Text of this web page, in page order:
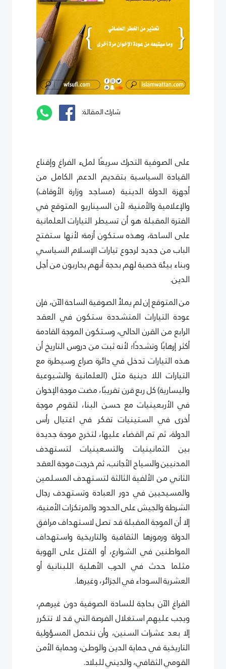
شارك المقالة:
على الصوفية التحرك سريعًا لملء الفراغ وإقناع
القيادة السياسية بتقديم الدعم الكامل من
أجهزة الدولة الدينية (مساجد وزارة الأوقاف)
والإعلامية والأمنية؛ لأن السيناريو المتوقع في
الفترة المقبلة هو أن تسيطر التيارات العلمانية
على الساحة، وهذه ستكون أزمة؛ لأنها ستفتح
الباب من جديد لرجوع تيارات الإسلام السياسي
وبناء بيئة خصبة لهم بحجة أنهم يحاربون من أجل
الدين.
من المتوقع إن لم يملأ الصوفية الساحة الآن، فإن
عودة التيارات المتشددة ستكون في العقد
الرابع من القرن الحالي، وستكون الموجة القادمة
أكثر إرهابًا وتشددًا؛ لأنه ثبت من دروس التاريخ أن
هذه التيارات تدخل في دائرة صراع وسيطرة مع
التيارات اللا دينية مثل (العلمانية والشيوعية
واليسارية) كل ربع قرن تقريبًا، مضت موجة الإخوان
في الأربعينيات مع حسن البنا، لتقوم موجة
أخرى في الستينيات تفكر في اغتيال رأس
الدولة، ثم تم القضاء عليها، لتخرج موجة جديدة
بين الثمانينيات والتسعينيات لتستهدف
المدنيين والسياح الأجانب، ثم خرجت موجة العقد
الثاني من الألفية الثالثة لتستهدف المسلمين
والمسيحيين في دور العبادة وتستهدف رجال
الشرطة والجيش على الحدود والمرتكزات الأمنية،
إلا أن الموجة المقبلة قد تصل لاستهداف مرافق
الدولة ورموزها الثقافية والتاريخية واستهداف
المواطنين في الشوارع، أو القتل على الهوية
مثلما حدث في الحرب الأهلية اللبنانية أو
العشرية السوداء في الجزائر، وغيرها.
الفراغ الآن بحاجة للسادة الصوفية دون غيرهم،
ويجب عليهم استغلال الفرصة التي قد لا تتكرر
إلا بعد عشرات السنين، وأن نتحمل المسؤولية
التاريخية في حماية الدين والوطن، وحماية الأمن
القومي الثقافي، والديني للبلاد.